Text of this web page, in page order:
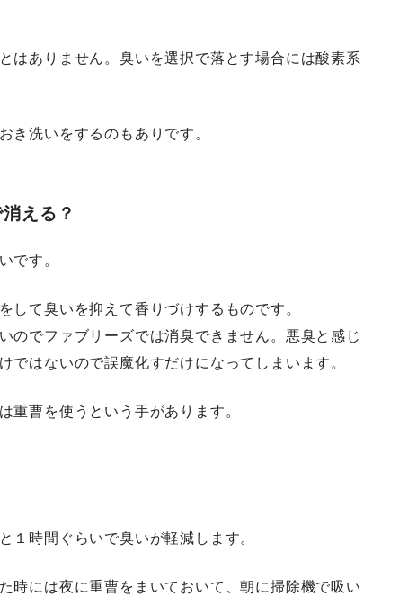
はありません。臭いを選択で落とす場合には酸素系
き洗いをするのもありです。
える？
です。
して臭いを抑えて香りづけするものです。
のでファブリーズでは消臭できません。悪臭と感じ
ではないので誤魔化すだけになってしまいます。
重曹を使うという手があります。
１時間ぐらいで臭いが軽減します。
時には夜に重曹をまいておいて、朝に掃除機で吸い